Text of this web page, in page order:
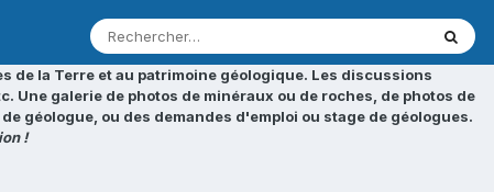
de la Terre et au patrimoine géologique. Les discussions
galerie de photos de minéraux ou de roches, de photos de
géologue, ou des demandes d'emploi ou stage de géologues.
!